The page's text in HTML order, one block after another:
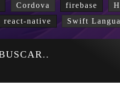
Cordova firebase
react-native
Swift